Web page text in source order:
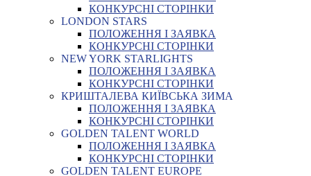
КОНКУРСНІ СТОРІНКИ
LONDON STARS
ПОЛОЖЕННЯ І ЗАЯВКА
КОНКУРСНІ СТОРІНКИ
NEW YORK STARLIGHTS
ПОЛОЖЕННЯ І ЗАЯВКА
КОНКУРСНІ СТОРІНКИ
КРИШТАЛЕВА КИЇВСЬКА ЗИМА
ПОЛОЖЕННЯ І ЗАЯВКА
КОНКУРСНІ СТОРІНКИ
GOLDEN TALENT WORLD
ПОЛОЖЕННЯ І ЗАЯВКА
КОНКУРСНІ СТОРІНКИ
GOLDEN TALENT EUROPE